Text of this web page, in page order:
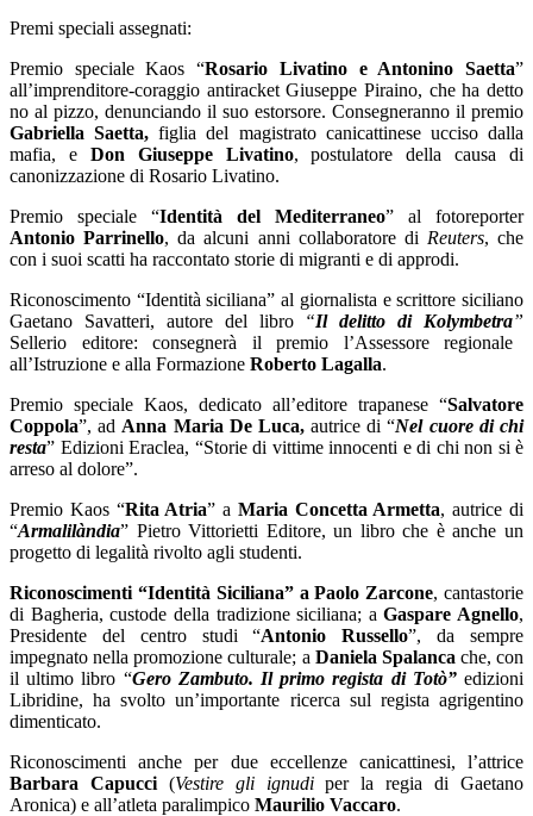
Premi speciali assegnati:
Premio speciale Kaos “Rosario Livatino e Antonino Saetta”
all’imprenditore-coraggio antiracket Giuseppe Piraino, che ha detto
no al pizzo, denunciando il suo estorsore. Consegneranno il premio
Gabriella Saetta,figlia del magistrato canicattinese ucciso dalla
mafia,
e Don Giuseppe Livatino,postulatore della causa di
canonizzazione di Rosario Livatino.
Premio speciale “Identità del Mediterraneo” al fotoreporter
Antonio Parrinello, da alcuni anni collaboratore di Reuters, che
con i suoi scatti ha raccontato storie di migranti e di approdi.
Riconoscimento “Identità siciliana” al giornalista e scrittore siciliano
Gaetano Savatteri, autore del libro “Il delitto di Kolymbetra”
Sellerio editore: consegnerà il premio l’Assessore regionale
all’Istruzione e alla Formazione Roberto Lagalla.
Premio speciale Kaos, dedicato all’editore trapanese “Salvatore
Coppola”, ad Anna Maria De Luca,autrice di “Nel cuore di chi
resta” Edizioni Eraclea, “Storie di vittime innocenti e di chi non si è
arreso al dolore”.
Premio Kaos “Rita Atria” a Maria Concetta Armetta, autrice di
“Armalilàndia” Pietro Vittorietti Editore, un libro che è anche un
progetto di legalità rivolto agli studenti.
Riconoscimenti “Identità Siciliana” a Paolo Zarcone, cantastorie
di Bagheria, custode della tradizione siciliana; aGaspare Agnello,
Presidente del centro studi “Antonio Russello”, da sempre
impegnato nella promozione culturale; a Daniela Spalanca che, con
il ultimo libro “Gero Zambuto. Il primo regista di Totò”edizioni
Libridine, ha svolto un’importante ricerca sul regista agrigentino
dimenticato.
Riconoscimenti anche per due eccellenze canicattinesi, l’attrice
Barbara Capucci (Vestire gli ignudiper la regia di Gaetano
Aronica) e all’atleta paralimpico Maurilio Vaccaro.